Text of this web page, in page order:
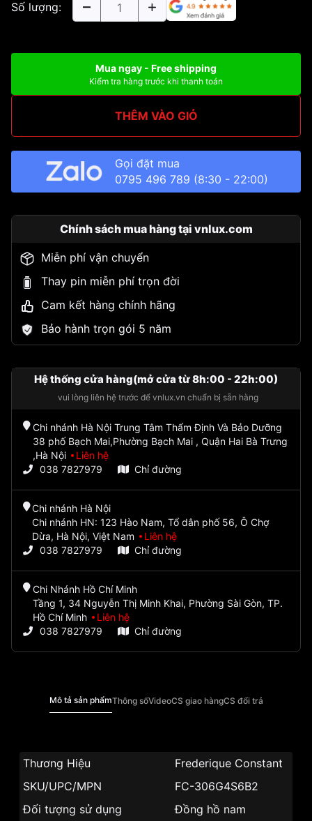
Số lượng:
Mua ngay - Free shipping
Kiểm tra hàng trước khi thanh toán
THÊM VÀO GIỎ
Gọi đặt mua
0795 496 789 (8:30 - 22:00)
Chính sách mua hàng tại vnlux.com
Miễn phí vận chuyển
Thay pin miễn phí trọn đời
Cam kết hàng chính hãng
Bảo hành trọn gói 5 năm
Hệ thống cửa hàng(mở cửa từ 8h:00 - 22h:00)
vui lòng liên hệ trước để vnlux.vn chuẩn bị sẵn hàng
Chi nhánh Hà Nội Trung Tâm Thẩm Định Và Bảo Dưỡng
38 phố Bạch Mai,Phường Bạch Mai , Quận Hai Bà Trưng
,Hà Nội
Liên hệ
038 7827979
Chỉ đường
Chi nhánh Hà Nội
Chi nhánh HN: 123 Hào Nam, Tổ dân phố 56, Ô Chợ
Dừa, Hà Nội, Việt Nam
Liên hệ
038 7827979
Chỉ đường
Chi Nhánh Hồ Chí Minh
Tầng 1, 34 Nguyễn Thị Minh Khai, Phường Sài Gòn, TP.
Hồ Chí Minh
Liên hệ
038 7827979
Chỉ đường
Mô tả sản phẩmThông sốVideoCS giao hàngCS đổi trả
Thương Hiệu
Frederique Constant
SKU/UPC/MPN
FC-306G4S6B2
Đối tượng sử dụng
Đồng hồ nam